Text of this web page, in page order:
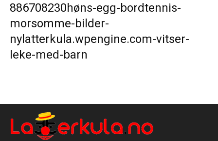
886708230høns-egg-bordtennis-
morsomme-bilder-
nylatterkula.wpengine.com-vitser-
leke-med-barn